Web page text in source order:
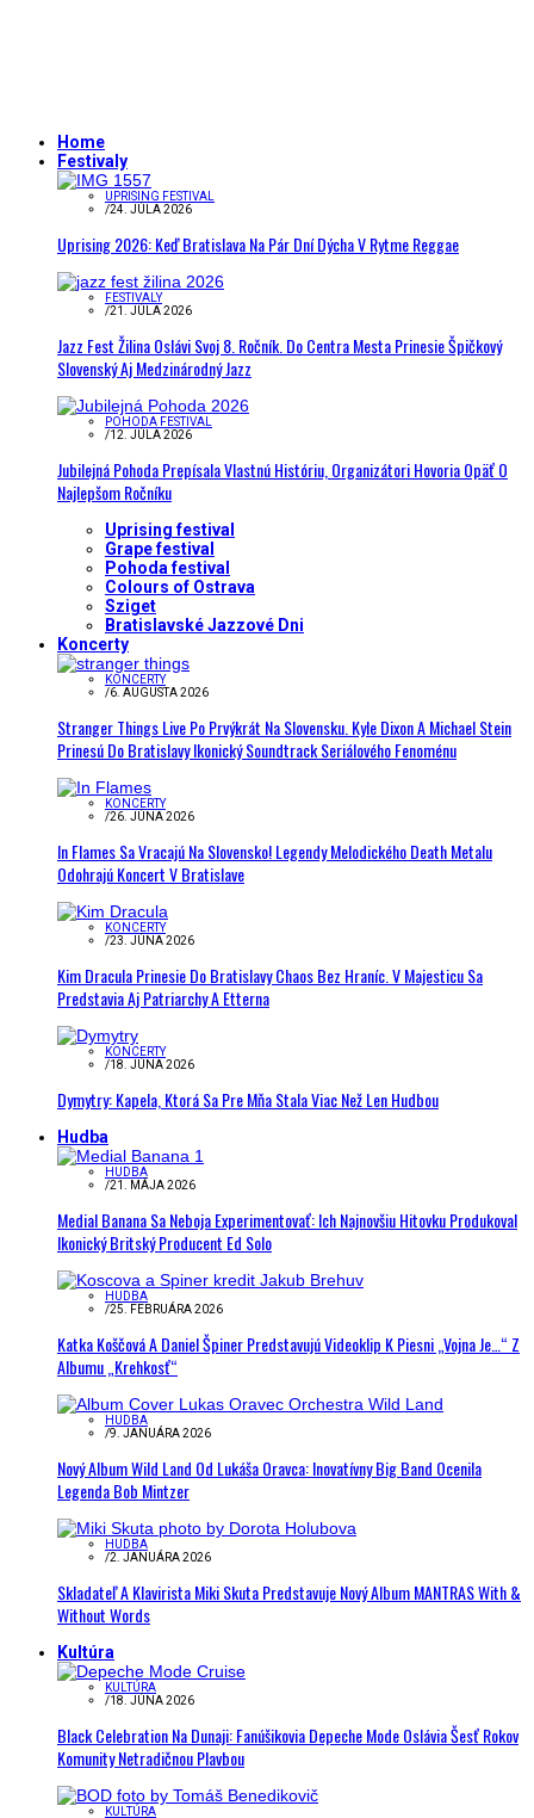
Home
Festivaly
UPRISING FESTIVAL
/24. JÚLA 2026
Uprising 2026: Keď Bratislava Na Pár Dní Dýcha V Rytme Reggae
FESTIVALY
/21. JÚLA 2026
Jazz Fest Žilina Oslávi Svoj 8. Ročník. Do Centra Mesta Prinesie Špičkový
Slovenský Aj Medzinárodný Jazz
POHODA FESTIVAL
/12. JÚLA 2026
Jubilejná Pohoda Prepísala Vlastnú Históriu, Organizátori Hovoria Opäť O
Najlepšom Ročníku
Uprising festival
Grape festival
Pohoda festival
Colours of Ostrava
Sziget
Bratislavské Jazzové Dni
Koncerty
KONCERTY
/6. AUGUSTA 2026
Stranger Things Live Po Prvýkrát Na Slovensku. Kyle Dixon A Michael Stein
Prinesú Do Bratislavy Ikonický Soundtrack Seriálového Fenoménu
KONCERTY
/26. JÚNA 2026
In Flames Sa Vracajú Na Slovensko! Legendy Melodického Death Metalu
Odohrajú Koncert V Bratislave
KONCERTY
/23. JÚNA 2026
Kim Dracula Prinesie Do Bratislavy Chaos Bez Hraníc. V Majesticu Sa
Predstavia Aj Patriarchy A Etterna
KONCERTY
/18. JÚNA 2026
Dymytry: Kapela, Ktorá Sa Pre Mňa Stala Viac Než Len Hudbou
Hudba
HUDBA
/21. MÁJA 2026
Medial Banana Sa Neboja Experimentovať: Ich Najnovšiu Hitovku Produkoval
Ikonický Britský Producent Ed Solo
HUDBA
/25. FEBRUÁRA 2026
Katka Koščová A Daniel Špiner Predstavujú Videoklip K Piesni „Vojna Je…“ Z
Albumu „Krehkosť“
HUDBA
/9. JANUÁRA 2026
Nový Album Wild Land Od Lukáša Oravca: Inovatívny Big Band Ocenila
Legenda Bob Mintzer
HUDBA
/2. JANUÁRA 2026
Skladateľ A Klavirista Miki Skuta Predstavuje Nový Album MANTRAS With &
Without Words
Kultúra
KULTÚRA
/18. JÚNA 2026
Black Celebration Na Dunaji: Fanúšikovia Depeche Mode Oslávia Šesť Rokov
Komunity Netradičnou Plavbou
KULTÚRA